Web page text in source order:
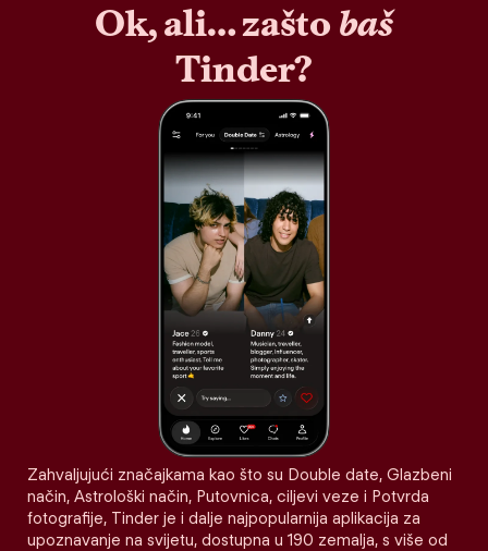
Ok, ali… zašto baš
Tinder?
Zahvaljujući značajkama kao što su Double date, Glazbeni
način, Astrološki način, Putovnica, ciljevi veze i Potvrda
fotografije, Tinder je i dalje najpopularnija aplikacija za
upoznavanje na svijetu, dostupna u 190 zemalja, s više od